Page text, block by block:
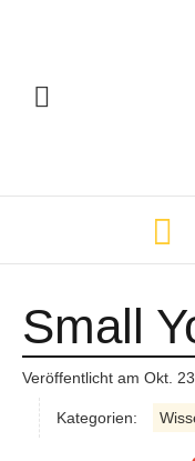
Small
Veröffentlicht am Okt.
Kategorien: